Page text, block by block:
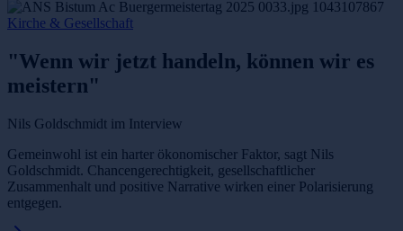
Kirche & Gesellschaft
"Wenn wir jetzt handeln, können wir es
meistern"
Nils Goldschmidt im Interview
Gemeinwohl ist ein harter ökonomischer Faktor, sagt Nils
Goldschmidt. Chancengerechtigkeit, gesellschaftlicher
Zusammenhalt und positive Narrative wirken einer Polarisierung
entgegen.